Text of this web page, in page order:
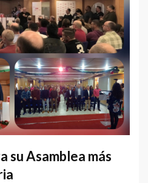
su Asamblea más